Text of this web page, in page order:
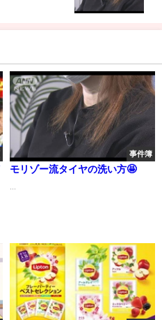
事件簿
モリゾー流タイヤの洗い方🤩